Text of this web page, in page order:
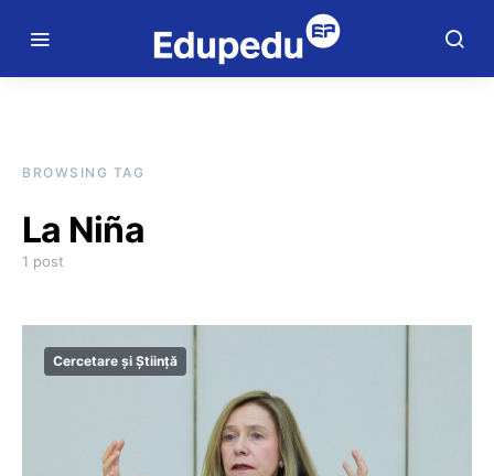
BROWSING TAG
La Niña
1 post
Cercetare și Știință